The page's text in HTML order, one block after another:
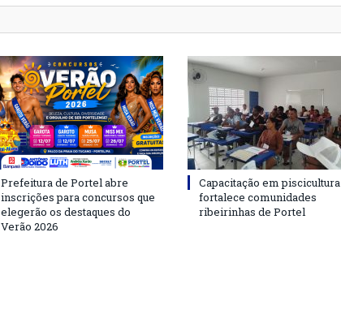
Prefeitura de Portel abre
inscrições para concursos que
elegerão os destaques do
Verão 2026
Capacitação em piscicultura
fortalece comunidades
ribeirinhas de Portel